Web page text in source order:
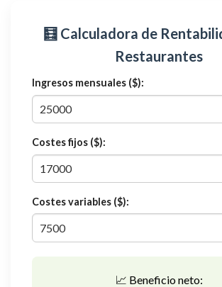
🧮 Calculadora de
Restaurantes
Ingresos mensuales ($):
Costes fijos ($):
Costes variables ($):
📈 Beneficio neto: